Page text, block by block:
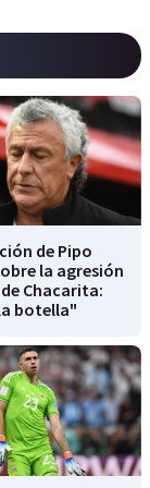
de Pipo
la agresión
Chacarita:
botella"